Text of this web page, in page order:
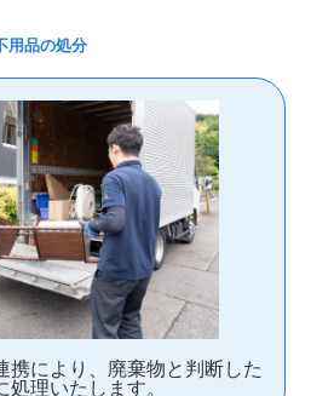
用品の処分
携により、廃棄物と判断した
理いたします。